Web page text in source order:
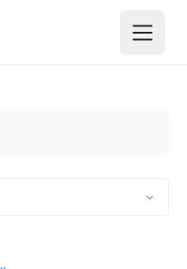
Semua Level Bisnis